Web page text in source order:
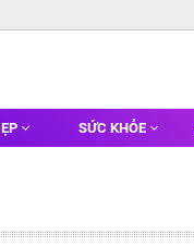
SỨC KHỎE